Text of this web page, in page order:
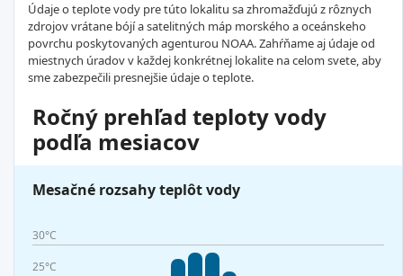
Údaje o teplote vody pre túto lokalitu sa zhromažďujú z rôznych
zdrojov vrátane bójí a satelitných máp morského a oceánskeho
povrchu poskytovaných agenturou NOAA. Zahŕňame aj údaje od
miestnych úradov v každej konkrétnej lokalite na celom svete, aby
sme zabezpečili presnejšie údaje o teplote.
Ročný prehľad teploty vody
podľa mesiacov
Mesačné rozsahy teplôt vody
30°C
25°C